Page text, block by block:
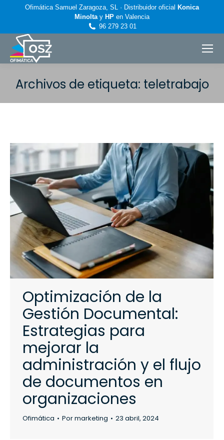
Ofimática Samuel Zaragoza, SL · Distribuidor oficial Konica
Minoltay HP en Valencia
96 279 23 01
Archivos de etiqueta: teletrabajo
Optimización de la
Gestión Documental:
Estrategias para
mejorar la
administración y el flujo
de documentos en
organizaciones
Ofimática Pormarketing 23 abril, 2024